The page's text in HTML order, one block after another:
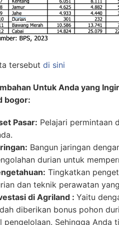
tersebut di sini
Untuk Anda yang
bogor:
Pasar: Pelajari permintaan
Bangun jaringan
durian untuk
Tingkatkan
dan teknik perawatan
di Agriland : Yaitu
diberikan bonus pohon
pengelolaan. Sehingga Anda